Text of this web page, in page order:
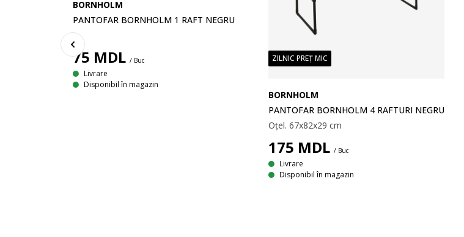
BORNHOLM
PANTOFAR BORNHOLM 1 RAFT NEGRU
75 MDL / Buc
Livrare
Disponibil în magazin
ZILNIC PREȚ MIC
BORNHOLM
PANTOFAR BORNHOLM 4 RAFTURI NEGRU
Oțel. 67x82x29 cm
175 MDL / Buc
Livrare
Disponibil în magazin